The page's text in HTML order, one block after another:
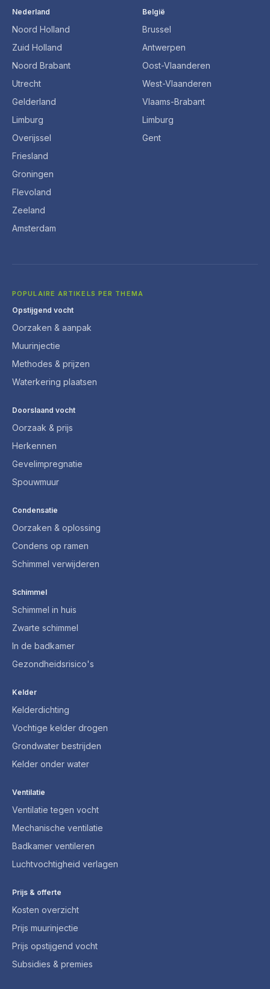
Nederland
Noord Holland
Zuid Holland
Noord Brabant
Utrecht
Gelderland
Limburg
Overijssel
Friesland
Groningen
Flevoland
Zeeland
Amsterdam
België
Brussel
Antwerpen
Oost-Vlaanderen
West-Vlaanderen
Vlaams-Brabant
Limburg
Gent
POPULAIRE ARTIKELS PER THEMA
Opstijgend vocht
Oorzaken & aanpak
Muurinjectie
Methodes & prijzen
Waterkering plaatsen
Doorslaand vocht
Oorzaak & prijs
Herkennen
Gevelimpregnatie
Spouwmuur
Condensatie
Oorzaken & oplossing
Condens op ramen
Schimmel verwijderen
Schimmel
Schimmel in huis
Zwarte schimmel
In de badkamer
Gezondheidsrisico's
Kelder
Kelderdichting
Vochtige kelder drogen
Grondwater bestrijden
Kelder onder water
Ventilatie
Ventilatie tegen vocht
Mechanische ventilatie
Badkamer ventileren
Luchtvochtigheid verlagen
Prijs & offerte
Kosten overzicht
Prijs muurinjectie
Prijs opstijgend vocht
Subsidies & premies